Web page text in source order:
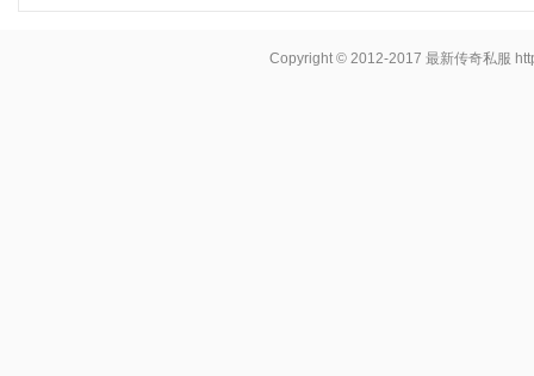
Copyright © 2012-2017最新传奇私服